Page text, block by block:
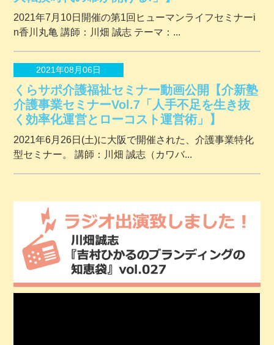
2021年7月10日開催の第1回ヒューマンライフセミナーi
n香川丸亀 講師：川畑 誠志 テーマ：...
2021年08月06日
くらサポ介護福祉セミナー動画公開【介新塾
介護事業セミナーVol.7「人手不足を生き抜
く効率化運営とローコスト運営術」】
2021年6月26日(土)に大阪で開催された、介護事業特化
型セミナー。 講師：川畑 誠志（カワバ...